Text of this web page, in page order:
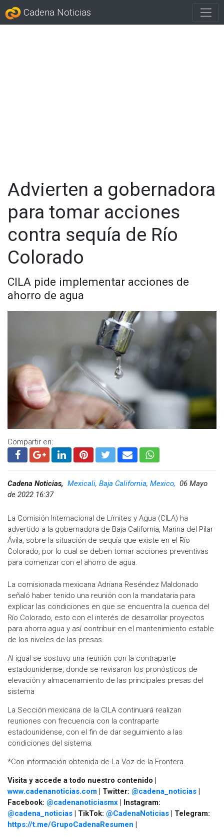
Cadena Noticias
Advierten a gobernadora
para tomar acciones
contra sequía de Río
Colorado
CILA pide implementar acciones de
ahorro de agua
Compartir en:
Cadena Noticias, Mexicali, Baja California, Mexico, 06 Mayo
de 2022 16:37
La Comisión Internacional de Límites y Agua (CILA) ha
advertido a la gobernadora de Baja California, Marina del Pilar
Ávila, sobre la situación de sequía que existe en el Río
Colorado, por lo cual se deben tomar acciones preventivas
para comenzar con el ahorro de agua.
La comisionada mexicana Adriana Reséndez Maldonado
señaló haber tenido una reunión con la mandataria para
explicar las condiciones en que se encuentra la cuenca del
Río Colorado, esto con el interés de desarrollar proyectos
para ahorra agua y así contribuir en el mantenimiento estable
de los niveles de las presas.
Al igual se sostuvo una reunión con la contraparte
estadounidense, donde se revisaron los pronósticos de
elevación y almacenamiento de las principales presas del
sistema
La Sección mexicana de la CILA continuará realizan
reuniones con frecuencia con la contraparte
estadounidense, con el fin de dar seguimiento a las
condiciones del sistema.
*Con información obtenida de La Voz de la Frontera.
Visita y accede a todo nuestro contenido |
www.cadenanoticias.com | Twitter: @cadena_noticias |
Facebook: @cadenanoticiasmx | Instagram:
@cadena_noticias | TikTok: @CadenaNoticias | Telegram:
https://t.me/GrupoCadenaResumen |